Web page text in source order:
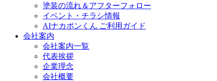
塗装の流れ＆アフターフォロー
イベント・チラシ情報
AIナカポンくん ご利用ガイド
会社案内
会社案内一覧
代表挨拶
企業理念
会社概要